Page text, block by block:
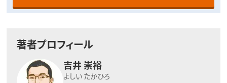
著者プロフィール
吉井 崇裕
よしい たかひろ